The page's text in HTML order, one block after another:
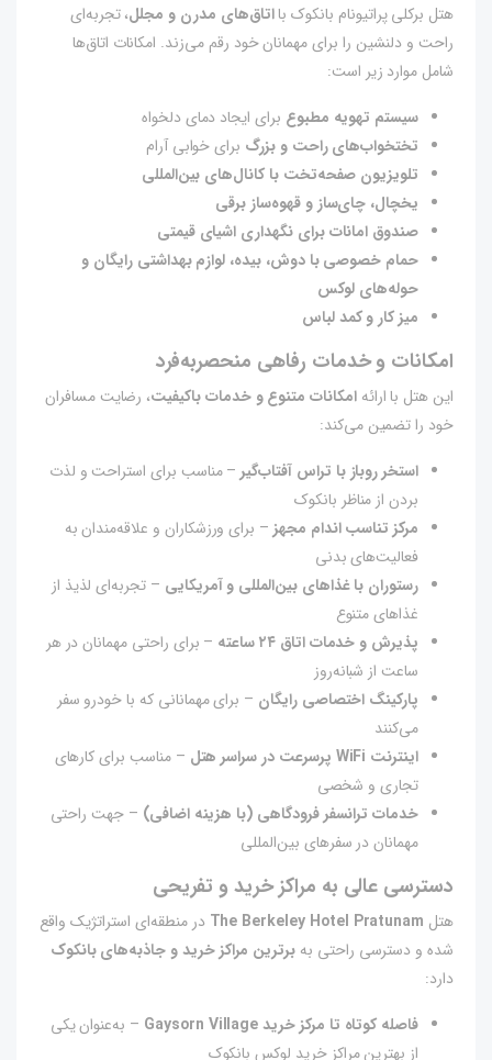
هتل برکلی پراتیونام بانکوک بااتاق‌های مدرن و مجلل، تجربه‌ای
راحت و دلنشین را برای مهمانان خود رقم می‌زند. امکانات اتاق‌ها
شامل موارد زیر است:
سیستم تهویه مطبوع برای ایجاد دمای دلخواه
تختخواب‌های راحت و بزرگ برای خوابی آرام
تلویزیون صفحه‌تخت با کانال‌های بین‌المللی
یخچال، چای‌ساز و قهوه‌ساز برقی
صندوق امانات برای نگهداری اشیای قیمتی
حمام خصوصی با دوش، بیده، لوازم بهداشتی رایگان و
حوله‌های لوکس
میز کار و کمد لباس
امکانات و خدمات رفاهی منحصر‌به‌فرد
این هتل با ارائهامکانات متنوع و خدمات باکیفیت، رضایت مسافران
خود را تضمین می‌کند:
استخر روباز با تراس آفتاب‌گیر– مناسب برای استراحت و لذت
بردن از مناظر بانکوک
مرکز تناسب اندام مجهز– برای ورزشکاران و علاقه‌مندان به
فعالیت‌های بدنی
رستوران با غذاهای بین‌المللی و آمریکایی – تجربه‌ای لذیذ از
غذاهای متنوع
پذیرش و خدمات اتاق ۲۴ ساعته
– برای راحتی مهمانان در هر
ساعت از شبانه‌روز
پارکینگ اختصاصی رایگان – برای مهمانانی که با خودرو سفر
می‌کنند
اینترنت WiFi پرسرعت در سراسر هتل
– مناسب برای کارهای
تجاری و شخصی
خدمات ترانسفر فرودگاهی (با هزینه اضافی) – جهت راحتی
مهمانان در سفرهای بین‌المللی
دسترسی عالی به مراکز خرید و تفریحی
هتل The Berkeley Hotel Pratunam در منطقه‌ای استراتژیک واقع
شده و دسترسی راحتی به برترین مراکز خرید و جاذبه‌های بانکوک
دارد:
فاصله کوتاه تا مرکز خرید Gaysorn Village
– به‌عنوان یکی
از بهترین مراکز خرید لوکس بانکوک